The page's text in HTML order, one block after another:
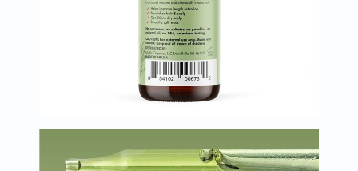
ج
فيتامين
د
فيتامين
هـ
الحديد